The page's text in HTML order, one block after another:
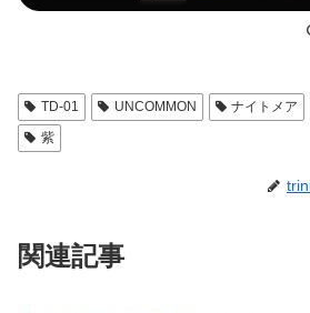
TD-01 UNCOMMON ナイトメア
紫
関連記事